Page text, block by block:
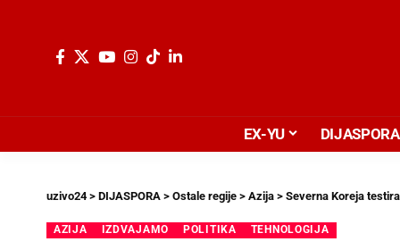
EX-YU DIJASPORA
uzivo24> DIJASPORA > Ostale regije > Azija > Severna Koreja
AZIJA IZDVAJAMO POLITIKA TEHNOLOGIJA